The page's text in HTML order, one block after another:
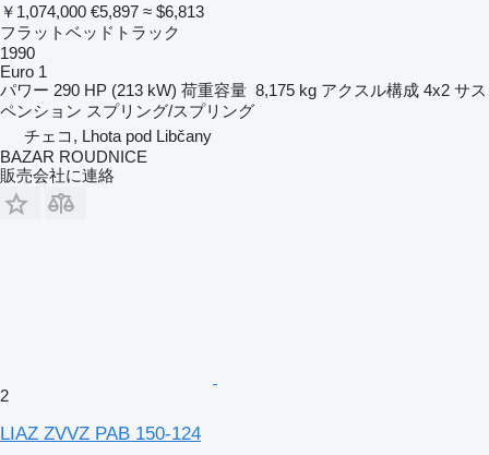
￥1,074,000 €5,897 ≈ $6,813
フラットベッドトラック
1990
Euro 1
パワー 290 HP (213 kW) 荷重容量 8,175 kg アクスル構成 4x2 サス
ペンション スプリング/スプリング
チェコ, Lhota pod Libčany
BAZAR ROUDNICE
販売会社に連絡
2
LIAZ ZVVZ PAB 150-124